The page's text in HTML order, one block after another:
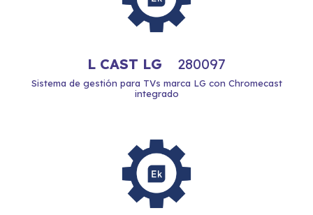
L CAST LG 280097
Sistema de gestión para TVs marca LG con Chromecast
integrado